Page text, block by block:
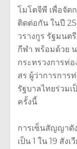
โมโตจีพี เพื่อจัด
ติดต่อกัน ในปี
วรางกูร รัฐมนต
กีฬา พร้อมด้วย
กระทรวงการท่
สร ผู้ว่าการการ
รัฐบาลไทยร่วม
ครั้งนี้
การเซ็นสัญญาดั
เป็น 1 ใน 19 สัง